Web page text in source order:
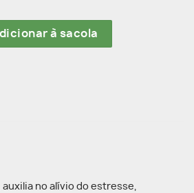
LAVANDA ANGUSTIFOLIA 10ML
à sacola
no alívio do estresse,